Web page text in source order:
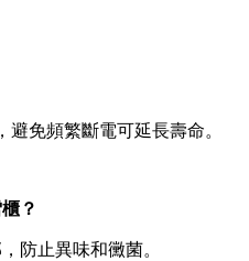
免頻繁斷電可延長壽命。
？
防止異味和黴菌。